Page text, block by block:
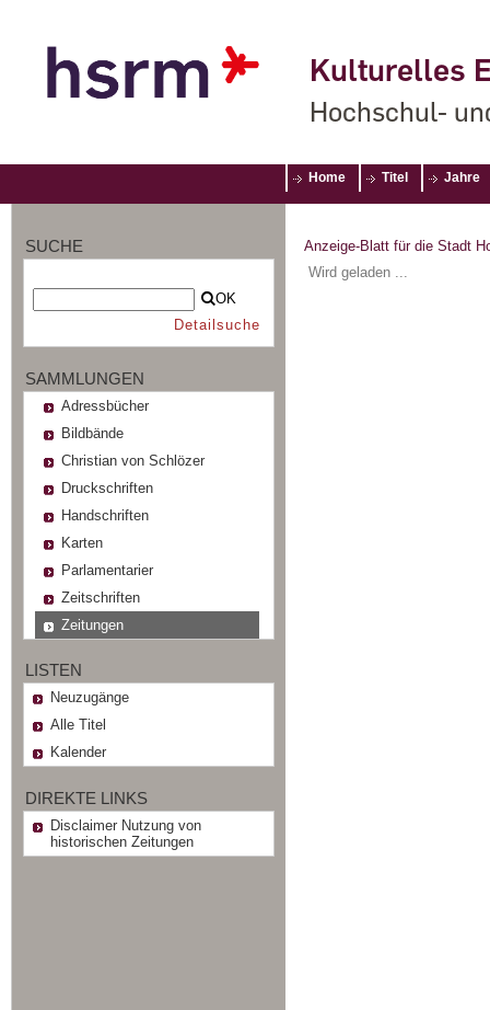
Kulturelles
Hochschul-
Home Titel Jahre
SUCHE
OK
Detailsuche
SAMMLUNGEN
Adressbücher
Bildbände
Christian von Schlözer
Druckschriften
Handschriften
Karten
Parlamentarier
Zeitschriften
Zeitungen
LISTEN
Neuzugänge
Alle Titel
Kalender
DIREKTE LINKS
Disclaimer Nutzung von
historischen Zeitungen
Anzeige-Blatt für die Stadt
Wird geladen ...